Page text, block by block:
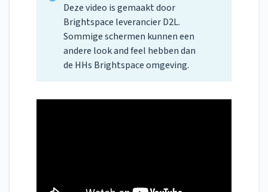
Deze video is gemaakt door
Brightspace leverancier D2L.
Sommige schermen kunnen een
andere look and feel hebben dan
de HHs Brightspace omgeving.